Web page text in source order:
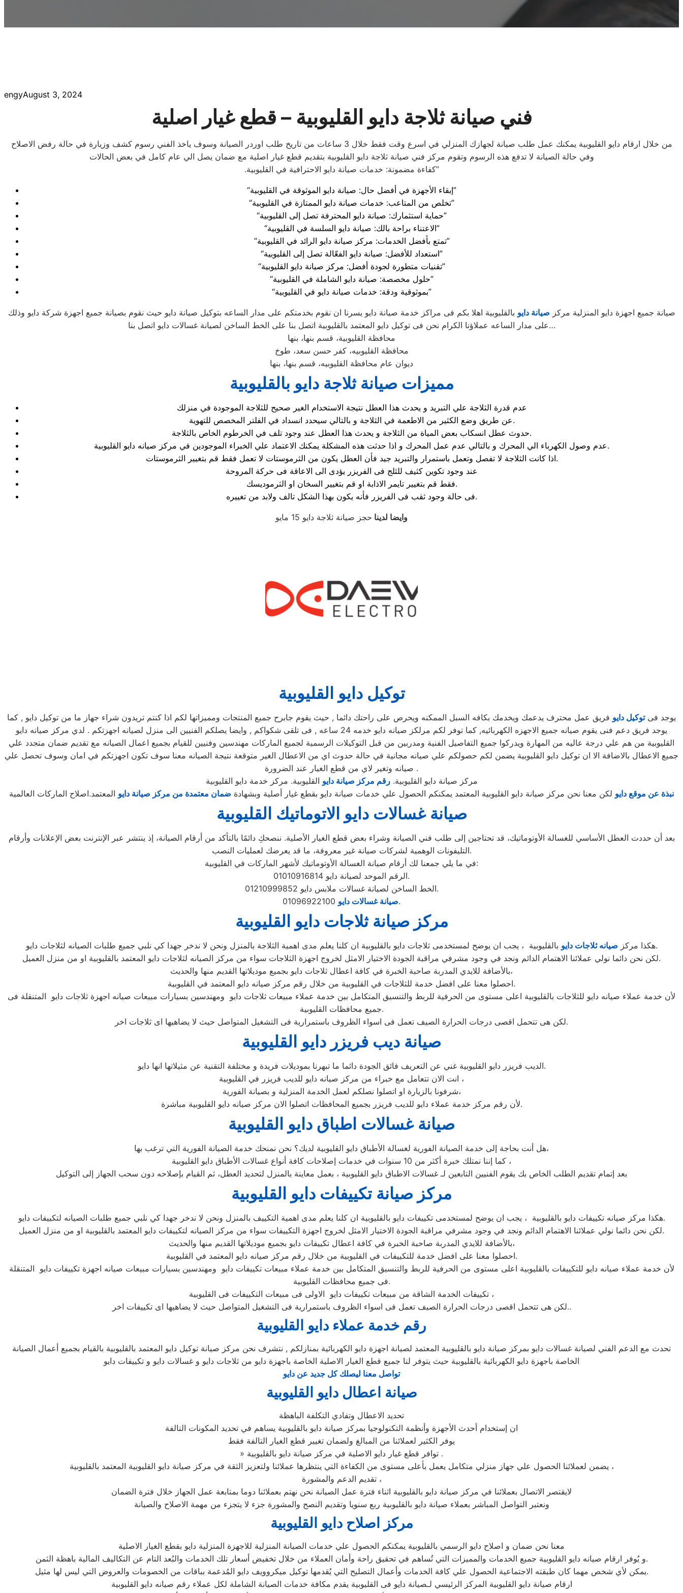
engyAugust 3, 2024
فني صيانة ثلاجة دايو القليوبية – قطع غيار اصلية
من خلال ارقام دايو القليوبية يمكنك عمل طلب صيانة لجهازك المنزلي في اسرع وقت فقط خلال 3 ساعات من تاريخ طلب اوردر الصيانة وسوف ياخذ الفني رسوم كشف وزيارة في حالة رفض الاصلاح
وفي حالة الصيانة لا تدفع هذه الرسوم وتقوم مركز فني صيانة ثلاجة دايو القليوبية بتقديم قطع غيار اصلية مع ضمان يصل الي عام كامل في بعض الحالات
.كفاءة مضمونة: خدمات صيانة دايو الاحترافية في القليوبية”
“إبقاء الأجهزة في أفضل حال: صيانة دايو الموثوقة في القليوبية”
“تخلص من المتاعب: خدمات صيانة دايو الممتازة في القليوبية”
“حماية استثمارك: صيانة دايو المحترفة تصل إلى القليوبية”
“الاعتناء براحة بالك: صيانة دايو السلسة في القليوبية”
“تمتع بأفضل الخدمات: مركز صيانة دايو الرائد في القليوبية”
“استعداد للأفضل: صيانة دايو الفعّالة تصل إلى القليوبية”
“تقنيات متطورة لجودة أفضل: مركز صيانة دايو القليوبية”
“حلول مخصصة: صيانة دايو الشاملة في القليوبية”
“بموثوقية ودقة: خدمات صيانة دايو في القليوبية”
صيانة جميع اجهزة دايو المنزلية مركز صيانة دايو بالقليوبية اهلا بكم فى مراكز خدمة صيانة دايو يسرنا ان نقوم بخدمتكم على مدار الساعه بتوكيل صيانة دايو حيث نقوم بصيانة جميع اجهزة شركة دايو وذلك
على مدار الساعه عملاؤنا الكرام نحن فى توكيل دايو المعتمد بالقليوبية اتصل بنا على الخط الساخن لصيانة غسالات دايو اتصل بنا…
محافظة القليوبية، قسم بنها، بنها
محافظة القليوبيه، كفر حسن سعد، طوخ
ديوان عام محافظة القليوبيه، قسم بنها، بنها
مميزات صيانة ثلاجة دايو بالقليوبية
عدم قدرة الثلاجة علي التبريد و يحدث هذا العطل نتيجة الاستخدام الغير صحيح للثلاجة الموجودة في منزلك
عن طريق وضع الكثير من الاطعمة في الثلاجة و بالتالي سيحدد انسداد في الفلتر المخصص للتهوية.
حدوث عطل انسكاب بعض المياة من الثلاجة و يحدث هذا العطل عند وجود تلف في الخرطوم الخاص بالثلاجة.
عدم وصول الكهرباء الي المحرك و بالتالي عدم عمل المحرك و اذا حدثت هذه المشكلة يمكنك الاعتماد علي الخبراء الموجودين في مركز صيانه دايو القليوبية.
اذا كانت الثلاجة لا تفصل وتعمل باستمرار والتبريد جيد فأن العطل يكون من الثرموستات لا تعمل فقط قم بتغيير الثرموستات.
عند وجود تكوين كثيف للثلج فى الفريزر يؤدى الى الاعاقة فى حركة المروحة
فقط قم بتغيير تايمر الاذابة او قم بتغيير السخان او الثرموديسك.
فى حالة وجود ثقب فى الفريزر فأنه يكون بهذا الشكل تالف ولابد من تغييره.
وايضا لدينا حجز صيانة ثلاجة دايو 15 مايو
توكيل دايو القليوبية
يوجد فىتوكيل دايو فريق عمل محترف يدعمك ويخدمك بكافه السبل الممكنه ويحرص على راحتك دائما , حيث يقوم جابرح جميع المنتجات ومميزاتها لكم اذا كنتم تريدون شراء جهاز ما من توكيل دايو , كما
يوجد فريق دعم فنى يقوم صيانه جميع الاجهزه الكهربائيه, كما توفر لكم مرلكز صيانه دايو خدمه 24 ساعه , فى تلقى شكواكم , وايضا يصلكم الفنيين الى منزل لصيانه اجهزتكم . لدي مركز صيانه دايو
القليوبية من هم علي درجة عاليه من المهارة ويدركوا جميع التفاصيل الفنية ومدربين من قبل التوكيلات الرسمية لجميع الماركات مهندسين وفنيين للقيام بجميع اعمال الصيانه مع تقديم ضمان متجدد علي
جميع الاعطال بالاضافة الا ان توكيل دايو القليوبية يضمن لكم حصولكم علي صيانه مجانية في حالة حدوث اي من الاعطال الغير متوقعة نتيجة الصيانه معنا سوف تكون اجهزتكم في امان وسوف تحصل علي
صيانه وتغير لاي من قطع الغيار عند الضرورة .
مركز صيانة دايو القليوبية.رقم مركز صيانة دايو القليوبية. مركز خدمة دايو القليوبية
نبذة عن موقع دايو لكن معنا نحن مركز صيانة دايو القليوبية المعتمد يمكنكم الحصول علي خدمات صيانة دايو بقطع غيار أصلية وبشهادة ضمان معتمدة من مركز صيانة دايو المعتمد.اصلاح الماركات العالمية
صيانة غسالات دايو الاتوماتيك القليوبية
بعد أن حددت العطل الأساسي للغسالة الأوتوماتيك، قد تحتاجين إلى طلب فني الصيانة وشراء بعض قطع الغيار الأصلية. ننصحكِ دائمًا بالتأكد من أرقام الصيانة، إذ ينتشر عبر الإنترنت بعض الإعلانات وأرقام
التليفونات الوهمية لشركات صيانة غير معروفة، ما قد يعرضك لعمليات النصب.
في ما يلي جمعنا لك أرقام صيانة الغسالة الأوتوماتيك لأشهر الماركات في القليوبية:
الرقم الموحد لصيانة دايو 01010916814.
الخط الساخن لصيانة غسالات ملابس دايو 01210999852.
صيانة غسالات دايو01096922100.
مركز صيانة ثلاجات دايو القليوبية
هكذا مركز صيانه ثلاجات دايو
بالقليوبية ، يجب ان يوضح لمستخدمى ثلاجات دايو بالقليوبية ان كلنا يعلم مدى اهمية الثلاجة بالمنزل ونحن لا ندخر جهدا كي نلبي جميع طلبات الصيانه لثلاجات دايو.
لكن نحن دائما نولي عملائنا الاهتمام الدائم ونجد في وجود مشرفي مراقبة الجودة الاختيار الامثل لخروج اجهزة الثلاجات سواء من مركز الصيانه لثلاجات دايو المعتمد بالقليوبية او من منزل العميل.
بالأضافة للايدي المدربة صاحبة الخبرة في كافة اعطال ثلاجات دايو بجميع موديلاتها القديم منها والحديث،
احصلوا معنا على افضل خدمة للثلاجات في القليوبية من خلال رقم مركز صيانه دايو المعتمد في القليوبية.
لأن خدمة عملاء صيانه دايو للثلاجات بالقليوبية اعلى مستوى من الحرفية للربط والتنسيق المتكامل بين خدمة عملاء مبيعات ثلاجات دايو ومهندسين بسيارات مبيعات صيانه اجهزة ثلاجات دايو المتنقلة فى
جميع محافظات القليوبية.
لكن هى تتحمل اقصى درجات الحرارة الصيف تعمل فى اسواء الظروف باستمرارية فى التشغيل المتواصل حيث لا يضاهيها اى ثلاجات اخر.
صيانة ديب فريزر دايو القليوبية
الديب فريزر دايو القليوبية غني عن التعريف فائق الجودة دائما ما تبهرنا بموديلات فريدة و مختلفة التقنية عن مثيلاتها انها دايو.
انت الان تتعامل مع خبراء من مركز صيانه دايو للديب فريزر في القليوبية ،
شرفونا بالزيارة او اتصلوا نصلكم لعمل الخدمة المنزلية و بصيانة الفورية،
لأن رقم مركز خدمة عملاء دايو للديب فريزر بجميع المحافظات اتصلوا الان مركز صيانه دايو القليوبية مباشرة.
صيانة غسالات اطباق دايو القليوبية
هل أنت بحاجة إلى خدمة الصيانة الفورية لغسالة الأطباق دايو القليوبية لديك؟ نحن نمنحك خدمة الصيانة الفورية التي ترغب بها،
كما إننا نمتلك خبرة أكثر من 10 سنوات في خدمات إصلاحات كافة أنواع غسالات الأطباق دايو القليوبية ،
بعد إتمام تقديم الطلب الخاص بك يقوم الفنيين التابعين لـ غسالات الاطباق دايو القليوبية ، بعمل معاينة بالمنزل لتحديد العطل، ثم القيام بإصلاحه دون سحب الجهاز إلى التوكيل
مركز صيانة تكييفات دايو القليوبية
هكذا مركز صيانه تكييفات دايو بالقليوبية ، يجب ان يوضح لمستخدمى تكييفات دايو بالقليوبية ان كلنا يعلم مدى اهمية التكييف بالمنزل ونحن لا ندخر جهدا كي نلبي جميع طلبات الصيانه لتكييفات دايو.
لكن نحن دائما نولي عملائنا الاهتمام الدائم ونجد في وجود مشرفي مراقبة الجودة الاختيار الامثل لخروج اجهزة التكييفات سواء من مركز الصيانه لتكييفات دايو المعتمد بالقليوبية او من منزل العميل.
بالأضافة للايدي المدربة صاحبة الخبرة في كافة اعطال تكييفات دايو بجميع موديلاتها القديم منها والحديث،
احصلوا معنا على افضل خدمة للتكييفات في القليوبية من خلال رقم مركز صيانه دايو المعتمد في القليوبية.
لأن خدمة عملاء صيانه دايو للتكييفات بالقليوبية اعلى مستوى من الحرفية للربط والتنسيق المتكامل بين خدمة عملاء مبيعات تكييفات دايو ومهندسين بسيارات مبيعات صيانه اجهزة تكييفات دايو المتنقلة
فى جميع محافظات القليوبية.
تكييفات الخدمة الشاقة من مبيعات تكييفات دايو الاولى فى مبيعات التكييفات فى القليوبية ،
لكن هى تتحمل اقصى درجات الحرارة الصيف تعمل فى اسواء الظروف باستمرارية فى التشغيل المتواصل حيث لا يضاهيها اى تكييفات اخر..
رقم خدمة عملاء دايو القليوبية
تحدث مع الدعم الفني لصيانة غسالات دايو بمركز صيانة دايو بالقليوبية المعتمد لصيانة اجهزة دايو الكهربائية بمنازلكم , نتشرف نحن مركز صيانة توكيل دايو المعتمد بالقليوبية بالقيام بجميع أعمال الصيانة
الخاصة باجهزة دايو الكهربائية بالقليوبية حيث يتوفر لنا جميع قطع الغيار الاصلية الخاصة باجهزة دايو من ثلاجات دايو و غسالات دايو و تكييفات دايو
تواصل معنا ليصلك كل جديد عن دايو
صيانة اعطال دايو القليوبية
تحديد الاعطال وتفادي التكلفة الباهظة
ان إستخدام أحدث الأجهزة وأنظمة التكنولوجيا بمركز صيانة دايو بالقليوبية يساهم في تحديد المكونات التالفة
يوفر الكثير لعملائنا من المبالغ ولضمان تغيير قطع الغيار التالفة فقط
» توافر قطع غيار دايو الاصلية في مركز صيانة دايو بالقليوبية .
يضمن لعملائنا الحصول علي جهاز منزلي متكامل يعمل بأعلى مستوى من الكفاءة التي ينتظرها عملائنا ولتعزيز الثقة في مركز صيانة دايو القليوبية المعتمد بالقليوبية ،
تقديم الدعم والمشورة ،
لايقتصر الاتصال بعملائنا في مركز صيانة دايو بالقليوبية اثناء فترة عمل الصيانة نحن نهتم بعملائنا دوما بمتابعة عمل الجهاز خلال فترة الضمان
ونعتبر التواصل المباشر بعملاء صيانة دايو بالقليوبية ربع سنويا وتقديم النصح والمشورة جزء لا يتجزء من مهمة الاصلاح والصيانة
مركز اصلاح دايو القليوبية
معنا نحن ضمان و اصلاح دايو الرسمي بالقليوبية يمكنكم الحصول علي خدمات الصيانة المنزلية للاجهزة المنزلية دايو بقطع الغيار الاصلية
و يُوفر ارقام صيانه دايو القليوبية جميع الخدمات والمميزات التي تُساهم في تحقيق راحة وأمان العملاء من خلال تخفيض أسعار تلك الخدمات والبُعد التام عن التكاليف المالية باهظة الثمن.
يمكن لأي شخص مهما كان طبقته الاجتماعية الحصول علي كافة الخدمات وأعمال التصليح التي يُقدمها توكيل ميكروويف دايو المُدعمة بباقات من الخصومات والعروض التي ليس لها مثيل.
ارقام صيانة دايو القليوبية المركز الرئيسي لـصيانة دايو فى القليوبية يقدم مكافة خدمات الصيانة الشاملة لكل عملاء رقم صيانه دايو القليوبية